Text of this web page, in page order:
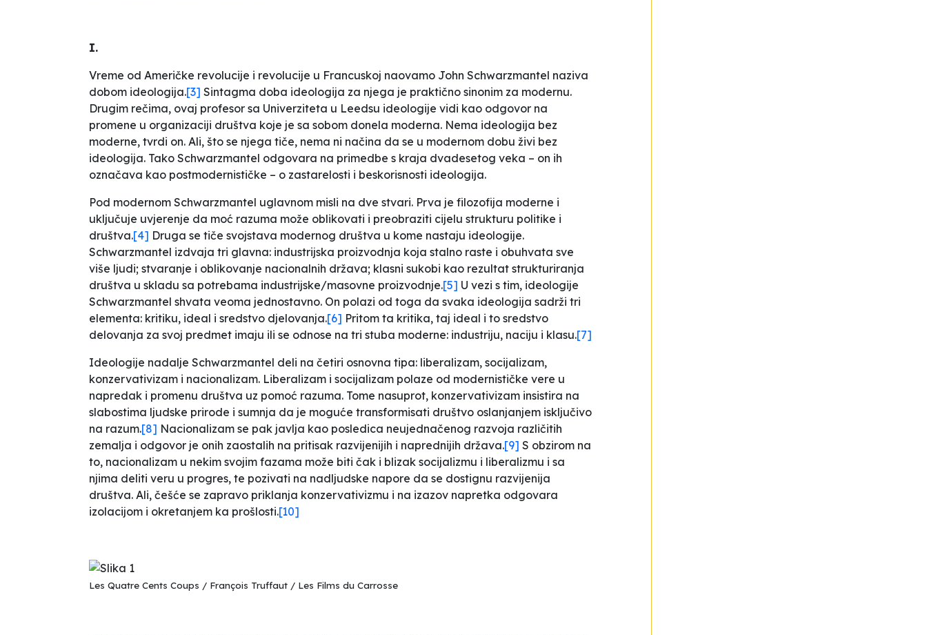
I.
Vreme od Američke revolucije i revolucije u Francuskoj naovamo John Schwarzmantel naziva
dobom ideologija.[3] Sintagma doba ideologija za njega je praktično sinonim za modernu.
Drugim rečima, ovaj profesor sa Univerziteta u Leedsu ideologije vidi kao odgovor na
promene u organizaciji društva koje je sa sobom donela moderna. Nema ideologija bez
moderne, tvrdi on. Ali, što se njega tiče, nema ni načina da se u modernom dobu živi bez
ideologija. Tako Schwarzmantel odgovara na primedbe s kraja dvadesetog veka – on ih
označava kao postmodernističke – o zastarelosti i beskorisnosti ideologija.
Pod modernom Schwarzmantel uglavnom misli na dve stvari. Prva je filozofija moderne i
uključuje uvjerenje da moć razuma može oblikovati i preobraziti cijelu strukturu politike i
društva.[4] Druga se tiče svojstava modernog društva u kome nastaju ideologije.
Schwarzmantel izdvaja tri glavna: industrijska proizvodnja koja stalno raste i obuhvata sve
više ljudi; stvaranje i oblikovanje nacionalnih država; klasni sukobi kao rezultat strukturiranja
društva u skladu sa potrebama industrijske/masovne proizvodnje.[5] U vezi s tim, ideologije
Schwarzmantel shvata veoma jednostavno. On polazi od toga da svaka ideologija sadrži tri
elementa: kritiku, ideal i sredstvo djelovanja.[6] Pritom ta kritika, taj ideal i to sredstvo
delovanja za svoj predmet imaju ili se odnose na tri stuba moderne: industriju, naciju i klasu.[7]
Ideologije nadalje Schwarzmantel deli na četiri osnovna tipa: liberalizam, socijalizam,
konzervativizam i nacionalizam. Liberalizam i socijalizam polaze od modernističke vere u
napredak i promenu društva uz pomoć razuma. Tome nasuprot, konzervativizam insistira na
slabostima ljudske prirode i sumnja da je moguće transformisati društvo oslanjanjem isključivo
na razum.[8] Nacionalizam se pak javlja kao posledica neujednačenog razvoja različitih
zemalja i odgovor je onih zaostalih na pritisak razvijenijih i naprednijih država.[9] S obzirom na
to, nacionalizam u nekim svojim fazama može biti čak i blizak socijalizmu i liberalizmu i sa
njima deliti veru u progres, te pozivati na nadljudske napore da se dostignu razvijenija
društva. Ali, češće se zapravo priklanja konzervativizmu i na izazov napretka odgovara
izolacijom i okretanjem ka prošlosti.[10]
Les Quatre Cents Coups / François Truffaut / Les Films du Carrosse